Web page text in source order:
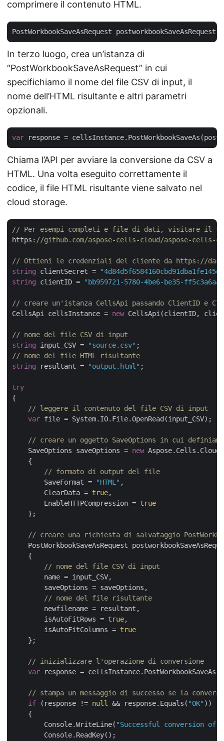
comprimere il contenuto HTML.
PostWorkbookSaveAsRequest postworkbookSaveAsRequest
In terzo luogo, crea un’istanza di
“PostWorkbookSaveAsRequest” in cui
specifichiamo il nome del file CSV di input, il
nome dell’HTML risultante e altri parametri
opzionali.
var
Chiama l’API per avviare la conversione da CSV a
HTML. Una volta eseguito correttamente il
codice, il file HTML risultante viene salvato nel
cloud storage.
// Per esempi completi e file di dati, visitare il
https: //github.com/aspose-cells-cloud/aspose-cells-
// Ottieni le credenziali del cliente da https://
string clientSecret =
string clientID = "bb959721-5780-4be6-be35-
// creare un'istanza CellsApi passando ClientID e
CellsApi cellsInstance = new CellsApi(clientID,
// nome del file CSV di input
string input_CSV = "source.csv"
// nome del file HTML risultante
string resultant = "output.html" ;
try
{
// leggere il contenuto del file CSV di input
var file = System.IO.File.OpenRead(input_CSV);
// creare un oggetto SaveOptions in cui
    SaveOptions saveOptions =
new
    {
// formato di output del file
        SaveFormat =
"HTML" ,
        ClearData =
true,
        EnableHTTPCompression =
true
    };
// creare una richiesta di salvataggio
PostWorkbookSaveAsRequest
    {
// nome del file CSV di input
        name = input_CSV,
        saveOptions = saveOptions,
// nome del file risultante
        newfilename = resultant,
        isAutoFitRows =
true,
        isAutoFitColumns =
true
    };
// inizializzare l'operazione di conversione
var response =
// stampa un messaggio di successo se la
if (response != null && response.Equals( "OK" ))
    {
        Console.WriteLine(
"Successful conversion of
        Console.ReadKey();